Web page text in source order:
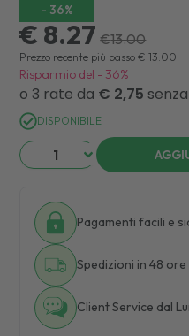
- 36%
€ 8.27 €13.00
Prezzo recente più basso € 13.00
Risparmio del - 36%
DISPONIBILE
Pagamenti facili e
Spedizioni in 48
Client Service dal